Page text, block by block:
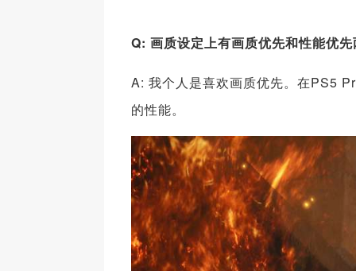
Q: 画质设定上有画质优先和性能优
A: 我个人是喜欢画质优先。在PS5
的性能。